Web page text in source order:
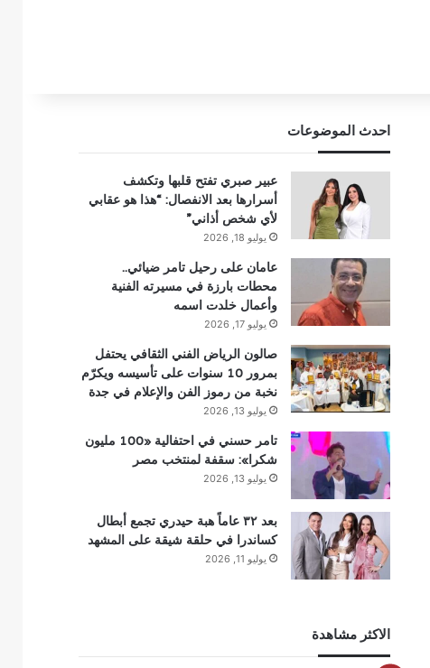
احدث الموضوعات
عبير صبري تفتح قلبها وتكشف
أسرارها بعد الانفصال: “هذا هو عقابي
لأي شخص أذاني”
يوليو 18, 2026
عامان على رحيل تامر ضيائي..
محطات بارزة في مسيرته الفنية
وأعمال خلدت اسمه
يوليو 17, 2026
صالون الرياض الفني الثقافي يحتفل
بمرور 10 سنوات على تأسيسه ويكرّم
نخبة من رموز الفن والإعلام في جدة
يوليو 13, 2026
تامر حسني في احتفالية «100 مليون
شكرا»: سقفة لمنتخب مصر
يوليو 13, 2026
بعد ٣٢ عاماً هبة حيدري تجمع أبطال
كساندرا في حلقة شيقة على المشهد
يوليو 11, 2026
الاكثر مشاهدة